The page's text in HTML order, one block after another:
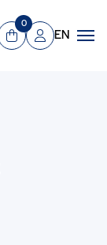
Panier
0
Mon compte
EN